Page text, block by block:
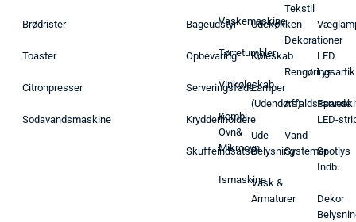
Brødrister
Toaster
Citronpresser
Sodavandsmaskine
Bageudstyr
Opbevaring
Serveringsfade
Krydderiholdere
Skuffeindsatser
Vaskemaskine
Tørretumbler
Vinkøleskab
Kombi
Ovn&
Mikroovn
Ismaskine
Udekøkken
Køleskab
Lamper
(Udendørs)
Ude
Belysning
Vask &
Armaturer
Tekstil
Dekorationer
Affaldsspande
Vand
Systemer
LED
Lys
LED-
Spotlys
Indb.
Dekor